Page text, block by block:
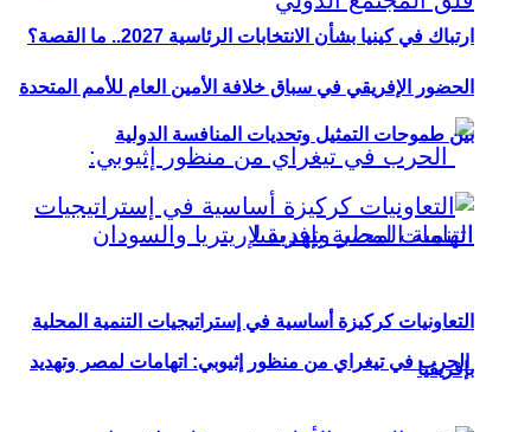
ارتباك في كينيا بشأن الانتخابات الرئاسية 2027.. ما القصة؟
الحرب في تيغراي من منظور إثيوبي: اتهامات لمصر وتهديد
الحضور الإفريقي في سباق خلافة الأمين العام للأمم المتحدة
بين طموحات التمثيل وتحديات المنافسة الدولية
التعاونيات كركيزة أساسية في إستراتيجيات التنمية المحلية
بإفريقيا